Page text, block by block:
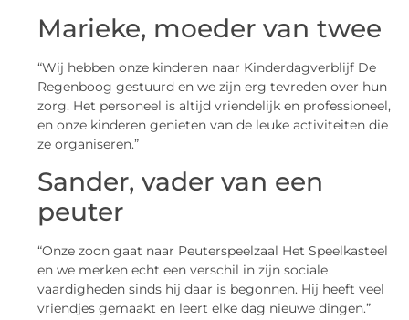
Marieke, moeder van twee
“Wij hebben onze kinderen naar Kinderdagverblijf De
Regenboog gestuurd en we zijn erg tevreden over hun
zorg. Het personeel is altijd vriendelijk en professioneel,
en onze kinderen genieten van de leuke activiteiten die
ze organiseren.”
Sander, vader van een
peuter
“Onze zoon gaat naar Peuterspeelzaal Het Speelkasteel
en we merken echt een verschil in zijn sociale
vaardigheden sinds hij daar is begonnen. Hij heeft veel
vriendjes gemaakt en leert elke dag nieuwe dingen.”